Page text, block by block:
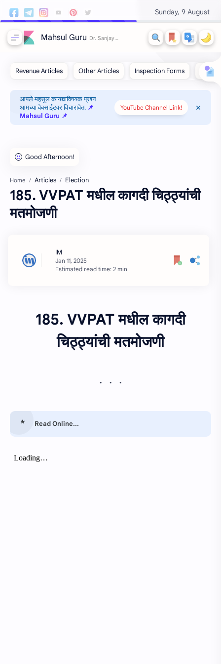
Sunday, 9 August
Mahsul Guru
आपले महसूल कायद्याविषयक प्रश्न
आमच्या वेबसाईटवर विचारावेत. 📌
Mahsul Guru 📌
YouTube Channel Link!
Home Articles Election
185. VVPAT मधील कागदी चिठ्ठ्यांची
मतमोजणी
Estimated read time: 2 min
185. VVPAT मधील कागदी
चिठ्ठ्यांची मतमोजणी
Read Online...